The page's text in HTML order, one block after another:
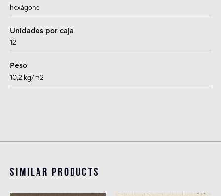
hexágono
Unidades por caja
12
Peso
10,2 kg/m2
Similar products